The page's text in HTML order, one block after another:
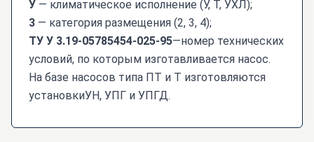
У — климатическое исполнение (У, Т, УХЛ);
3 — категория размещения (2, 3, 4);
ТУ У 3.19-05785454-025-95—номер технических
условий, по которым изготавливается насос.
На базе насосов типа ПТ и Т изготовляются
установкиУН, УПГ и УПГД.